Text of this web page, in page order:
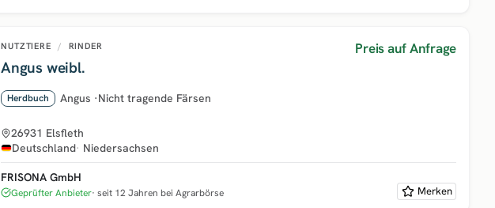
NUTZTIERE / RINDER
Angus weibl.
Preis auf Anfrage
Herdbuch Angus ·Nicht tragende Färsen
26931 Elsfleth
Deutschland Niedersachsen
FRISONA GmbH
Geprüfter Anbieter seit 12 Jahren bei Agrarbörse Merken